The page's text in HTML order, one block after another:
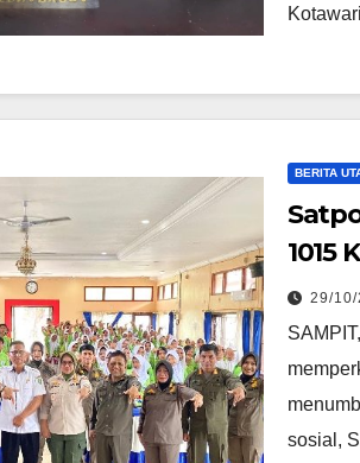
BERITA
1015
29/10/
sosial,